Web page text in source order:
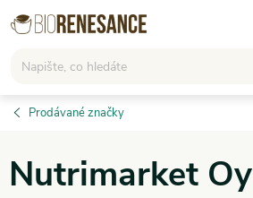
Přejít
na
Prodávané značky
Nutrimarket Oy